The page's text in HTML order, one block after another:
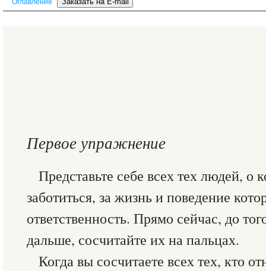
Оглавление
Первое упражнение
Представьте себе всех тех людей,
заботиться, за жизнь и поведение
ответственность. Прямо сейчас, до
дальше, сосчитайте их на пальцах.
Когда вы сосчитаете всех тех, кто